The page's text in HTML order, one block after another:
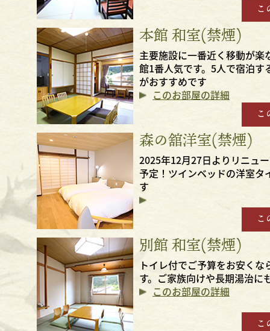
こ
本館 和室(禁煙)
主要施設に一番近く移動が楽
館1番人気です。5人で宿泊す
がおすすめです
このお部屋の詳細
こ
森の舘洋室(禁煙)
2025年12月27日よりリニュ
予定！ツインベッドの洋室タ
す
こ
別館 和室(禁煙)
トイレ付でご予算をお安くな
す。ご家族向けや長期湯治に
このお部屋の詳細
こ